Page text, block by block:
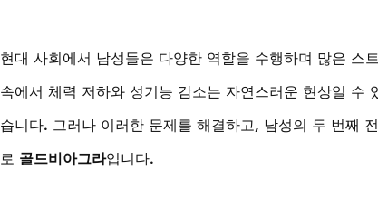
현대 사회에서 남성들은 다양한 역할을 수행하며 많은
속에서 체력 저하와 성기능 감소는 자연스러운 현상일 수
습니다. 그러나 이러한 문제를 해결하고, 남성의 두 번째
로 골드비아그라입니다.